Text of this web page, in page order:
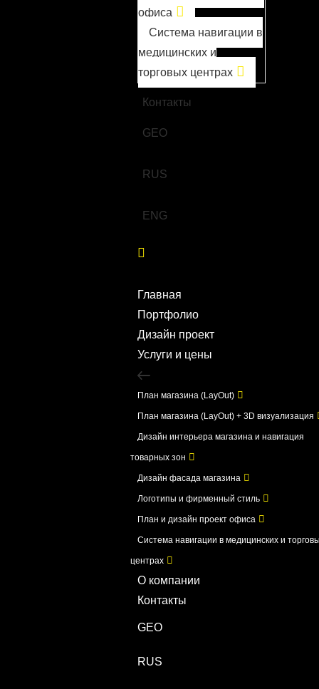
офиса
Система навигации в
медицинских и
торговых центрах
О компании
Контакты
GEO
RUS
ENG
Главная
Портфолио
Дизайн проект
Услуги и цены
План магазина (LayOut)
План магазина (LayOut) + 3D визуализация
Дизайн интерьера магазина и навигация
товарных зон
Дизайн фасада магазина
Логотипы и фирменный стиль
План и дизайн проект офиса
Система навигации в медицинских и
центрах
О компании
Контакты
GEO
RUS